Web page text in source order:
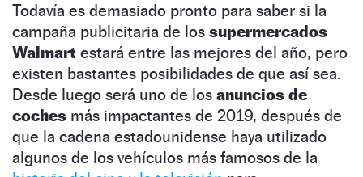
Todavía es demasiado pronto para saber si la
campaña publicitaria de los supermercados
Walmart estará entre las mejores del año, pero
existen bastantes posibilidades de que así sea.
Desde luego será uno de los anuncios de
coches más impactantes de 2019, después de
que la cadena estadounidense haya utilizado
algunos de los vehículos más famosos de la